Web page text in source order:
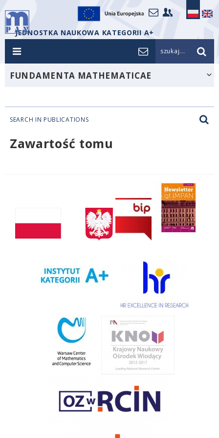
JEDNOSTKA NAUKOWA KATEGORII A+
szukaj...
FUNDAMENTA MATHEMATICAE
SEARCH IN PUBLICATIONS
Zawartość tomu